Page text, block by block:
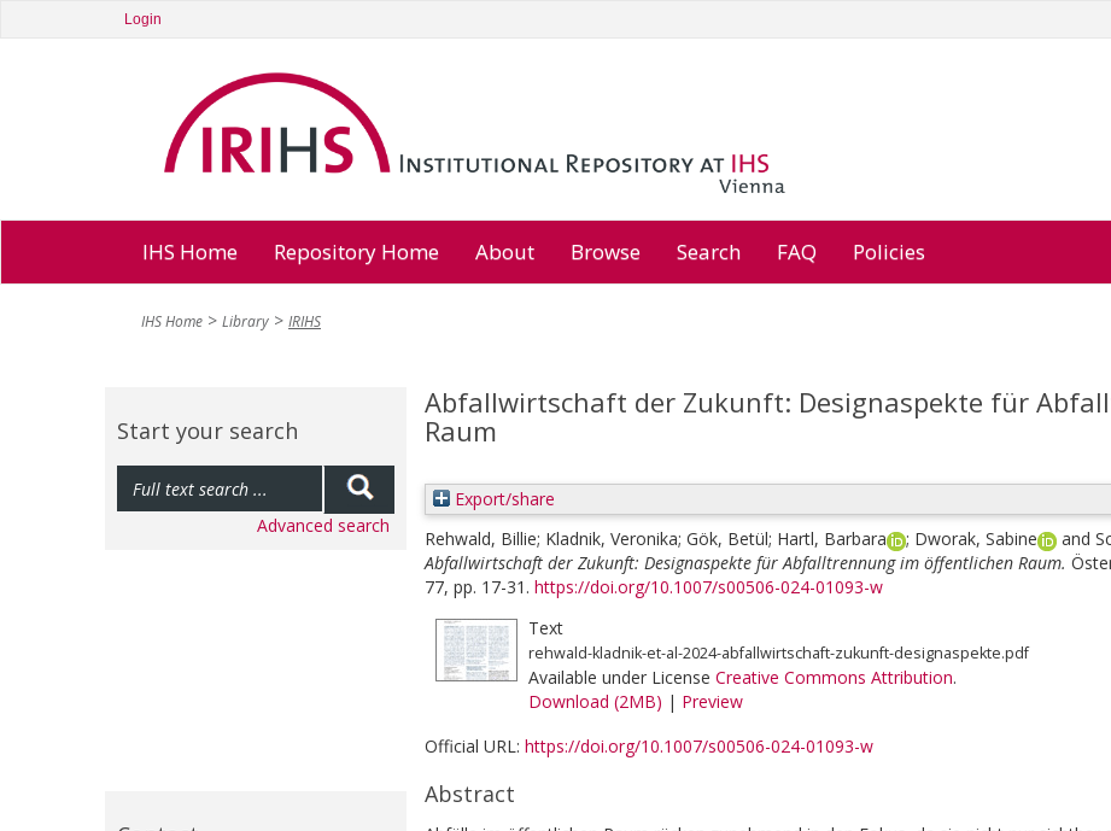
Login
IHS Home Repository Home About Browse Search FAQ Policies
IHS Home Library IRIHS
Start your search
Advanced search
Abfallwirtschaft der Zukunft: Designaspekte für
Raum
Export/share
Rehwald, Billie; Kladnik, Veronika; Gök, Betül; Hartl, Barbara ; Dworak, Sabine and
Abfallwirtschaft der Zukunft: Designaspekte für Abfalltrennung im öffentlichen Raum.
77, pp. 17-31. https://doi.org/10.1007/s00506-024-01093-w
Text
rehwald-kladnik-et-al-2024-abfallwirtschaft-zukunft-designaspekte.pdf
Available under License Creative Commons Attribution.
Download (2MB) | Preview
Official URL: https://doi.org/10.1007/s00506-024-01093-w
Abstract